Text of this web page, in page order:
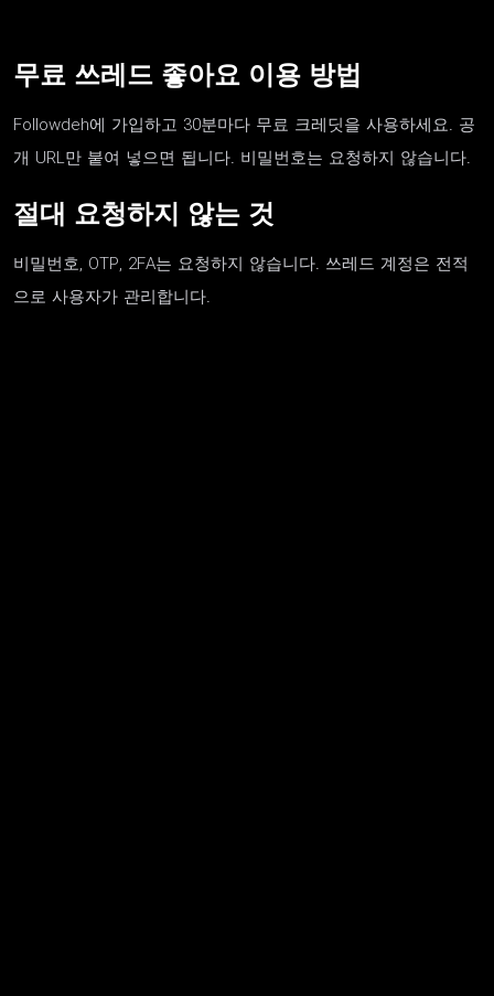
무료 쓰레드 좋아요 이용 방법
Followdeh에 가입하고 30분마다 무료 크레딧을 사용하세요. 공
개 URL만 붙여 넣으면 됩니다. 비밀번호는 요청하지 않습니다.
절대 요청하지 않는 것
비밀번호, OTP, 2FA는 요청하지 않습니다. 쓰레드 계정은 전적
으로 사용자가 관리합니다.